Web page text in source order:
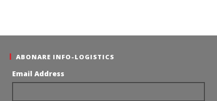
ABONARE INFO-LOGISTICS
Email Address